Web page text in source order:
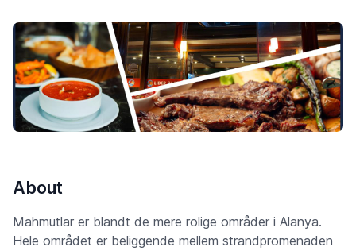
About
Mahmutlar er blandt de mere rolige områder i Alanya.
Hele området er beliggende mellem strandpromenaden